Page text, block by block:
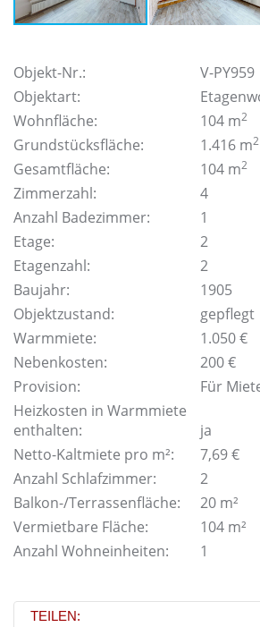
Objekt-Nr.:
V-PY959
Objektart:
Wohnfläche:
104 m2
Grundstücksfläche: 1.416 m2
Gesamtfläche: 104 m2
Zimmerzahl:
4
Anzahl Badezimmer:
1
Etage:
2
Etagenzahl:
2
Baujahr:
1905
Objektzustand:
gepflegt
Warmmiete:
1.050 €
Nebenkosten:
200 €
Provision:
Für
Heizkosten in Warmmiete
enthalten:
ja
Netto-Kaltmiete pro m²:
7,69 €
Anzahl Schlafzimmer:
2
Balkon-/Terrassenfläche:
20 m²
Vermietbare Fläche:
104 m²
Anzahl Wohneinheiten:
1
TEILEN: